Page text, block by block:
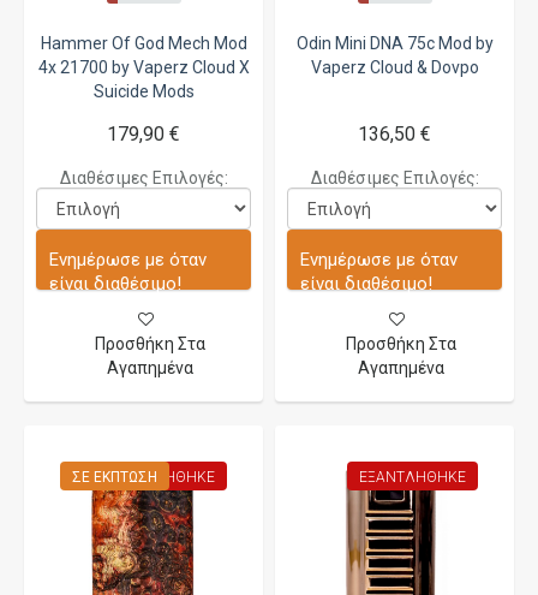
Hammer Of God Mech Mod
4x 21700 by Vaperz Cloud X
Suicide Mods
179,90 €
Διαθέσιμες Επιλογές:
Ενημέρωσε με όταν
είναι διαθέσιμο!
Προσθήκη Στα
Αγαπημένα
Odin Mini DNA 75c Mod by
Vaperz Cloud & Dovpo
136,50 €
Διαθέσιμες Επιλογές:
Ενημέρωσε με όταν
είναι διαθέσιμο!
Προσθήκη Στα
Αγαπημένα
ΕΞΑΝΤΛΉΘΗΚΕ
ΣΕ ΈΚΠΤΩΣΗ ΕΞΑΝΤΛΉΘΗΚΕ